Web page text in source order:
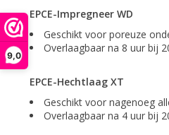
9,0
EPCE-Impregneer WD
Geschikt voor poreuze
Overlaagbaar na 8 uur bij
EPCE-Hechtlaag XT
Geschikt voor nagenoeg
Overlaagbaar na 4 uur bij